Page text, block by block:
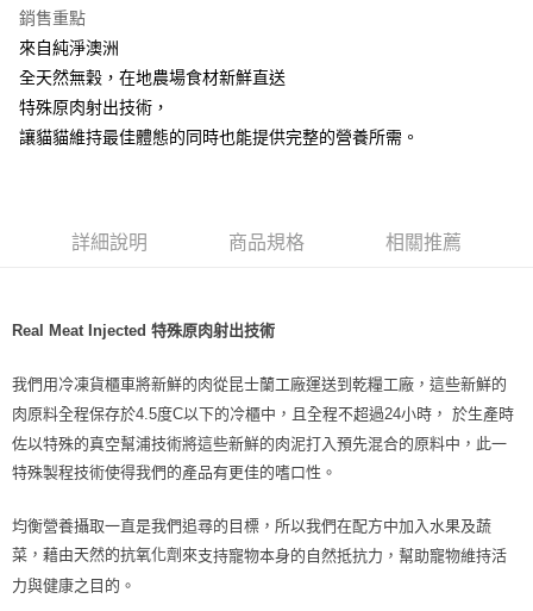
台灣樂天信用卡公司
台新國際商業銀行
台灣樂天信用卡公司
永豐商業銀行
中國信託商業銀行
運送方式
全家取貨付款
每筆NT$70，滿NT$1,200(含以上)免運費
付款後全家取貨
每筆NT$70，滿NT$1,200(含以上)免運費
每筆NT$70，滿NT$1,200(含以上)免運費
新竹物流
每筆NT$100，滿NT$2,000(含以上)免運費
付款後門市自取
免運費
貨到付款
每筆NT$100，滿NT$2,000(含以上)免運費
銷售重點
來自純淨澳洲
全天然無穀，在地農場食材新鮮直送
特殊原肉射出技術，
讓貓貓維持最佳體態的同時也能提供完整的營養所需。
詳細說明 商品規格 相關推薦
Real Meat Injected 特殊原肉射出技術
我們用冷凍貨櫃車將新鮮的肉從昆士蘭工廠運送到乾糧工廠，這些新鮮的
肉原料全程保存於4.5度C以下的冷櫃中，且全程不超過24小時， 於生產時
佐以特殊的真空幫浦技術將這些新鮮的肉泥打入預先混合的原料中，此一
特殊製程技術使得我們的產品有更佳的嗜口性。
均衡營養攝取一直是我們追尋的目標，所以我們在配方中加入水果及蔬
菜，藉由天然的抗氧化劑來支持寵物本身的自然抵抗力，幫助寵物維持活
力與健康之目的。